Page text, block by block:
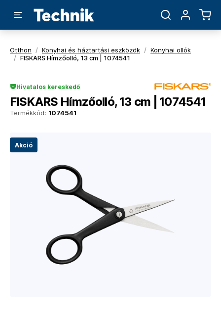
Otthon / Konyhai és háztartási eszközök / Konyhai ollók
/ FISKARS Hímzőolló, 13 cm | 1074541
Akció
Termékkód: 1074541
Hivatalos kereskedő
FISKARS Hímzőolló, 13 cm | 1074541